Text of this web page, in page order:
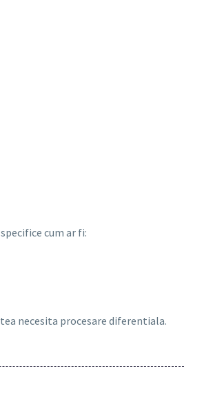
cum ar fi:
necesita procesare diferentiala.